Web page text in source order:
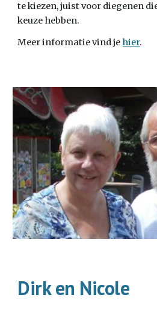
te kiezen, juist voor diegenen
keuze hebben.
Meer informatie vind je hier.
Dirk en Nicole